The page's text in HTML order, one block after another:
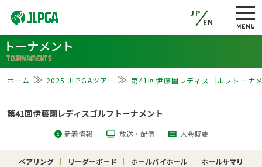
JP
EN
トーナメント
TOURNAMENTS
ホーム 2025 JLPGAツアー 第41回伊藤園レディスゴルフトーナ
第41回伊藤園レディスゴルフトーナメント
新着情報 放送・配信 大会概要
ペアリング リーダーボード ホールバイホール
ホールサマリ